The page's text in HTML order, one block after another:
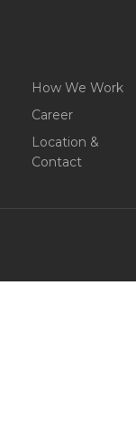
How We Work
Career
Location &
Contact